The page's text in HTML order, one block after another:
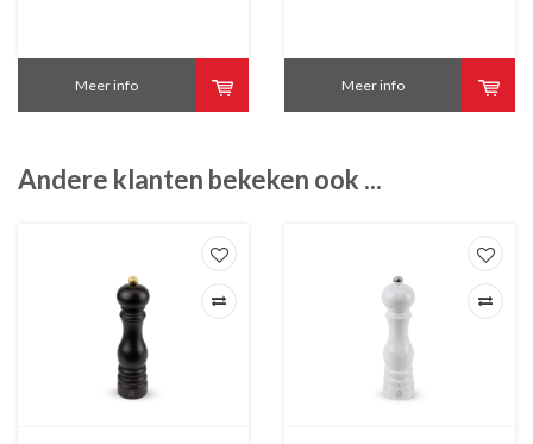
Meer info Meer info
Andere klanten bekeken ook ...